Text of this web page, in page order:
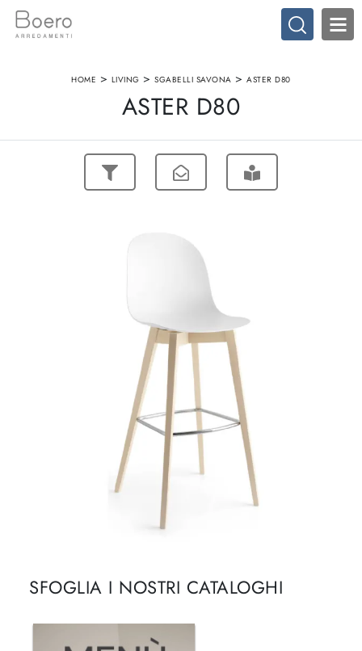
HOME > LIVING >SGABELLI SAVONA >ASTER D80
ASTER D80
SFOGLIA I NOSTRI CATALOGHI